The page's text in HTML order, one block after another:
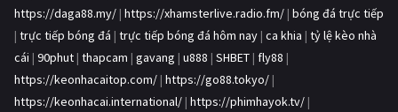
https://daga88.my/ | https://xhamsterlive.radio.fm/ | bóng đá trực tiếp
| trực tiếp bóng đá | trực tiếp bóng đá hôm nay | ca khia | tỷ lệ kèo nhà
cái | 90phut | thapcam | gavang | u888 | SHBET | fly88 |
https://keonhacaitop.com/ | https://go88.tokyo/ |
https://keonhacai.international/ | https://phimhayok.tv/ |